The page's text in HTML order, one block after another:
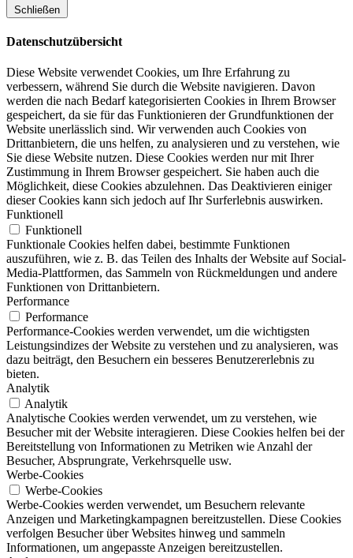
Schließen
Datenschutzübersicht
Diese Website verwendet Cookies, um Ihre Erfahrung zu
verbessern, während Sie durch die Website navigieren. Davon
werden die nach Bedarf kategorisierten Cookies in Ihrem Browser
gespeichert, da sie für das Funktionieren der Grundfunktionen der
Website unerlässlich sind. Wir verwenden auch Cookies von
Drittanbietern, die uns helfen, zu analysieren und zu verstehen, wie
Sie diese Website nutzen. Diese Cookies werden nur mit Ihrer
Zustimmung in Ihrem Browser gespeichert. Sie haben auch die
Möglichkeit, diese Cookies abzulehnen. Das Deaktivieren einiger
dieser Cookies kann sich jedoch auf Ihr Surferlebnis auswirken.
Funktionell
Funktionell
Funktionale Cookies helfen dabei, bestimmte Funktionen
auszuführen, wie z. B. das Teilen des Inhalts der Website auf Social-
Media-Plattformen, das Sammeln von Rückmeldungen und andere
Funktionen von Drittanbietern.
Performance
Performance
Performance-Cookies werden verwendet, um die wichtigsten
Leistungsindizes der Website zu verstehen und zu analysieren, was
dazu beiträgt, den Besuchern ein besseres Benutzererlebnis zu
bieten.
Analytik
Analytik
Analytische Cookies werden verwendet, um zu verstehen, wie
Besucher mit der Website interagieren. Diese Cookies helfen bei der
Bereitstellung von Informationen zu Metriken wie Anzahl der
Besucher, Absprungrate, Verkehrsquelle usw.
Werbe-Cookies
Werbe-Cookies
Werbe-Cookies werden verwendet, um Besuchern relevante
Anzeigen und Marketingkampagnen bereitzustellen. Diese Cookies
verfolgen Besucher über Websites hinweg und sammeln
Informationen, um angepasste Anzeigen bereitzustellen.